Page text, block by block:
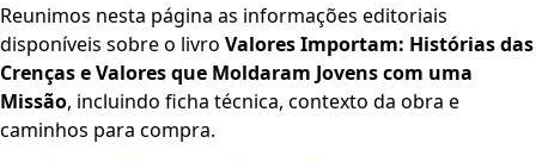
Reunimos nesta página as informações editoriais
disponíveis sobre o livro Valores Importam: Histórias das
Crenças e Valores que Moldaram Jovens com uma
Missão, incluindo ficha técnica, contexto da obra e
caminhos para compra.